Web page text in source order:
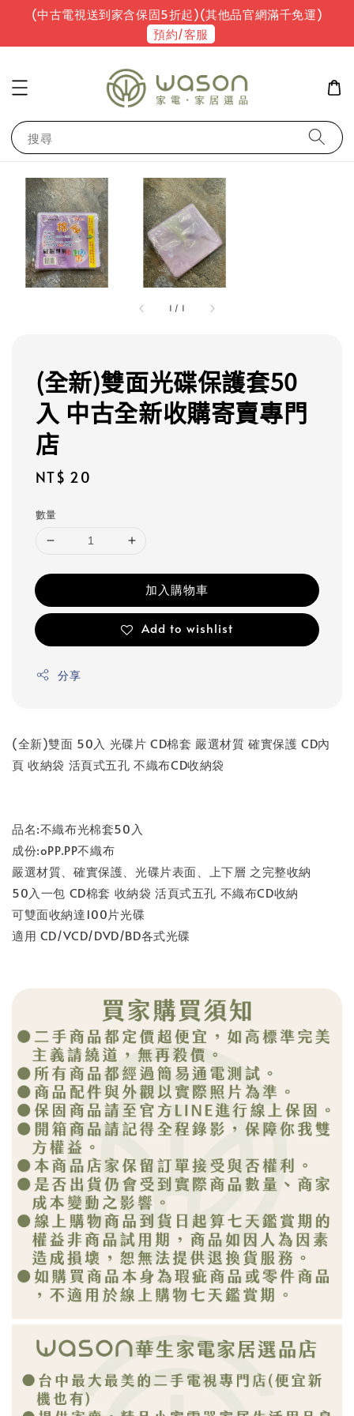
(中古電視送到家含保固5折起)(其他品官網滿千免運)
預約/客服
搜尋
1 / 1
(全新)雙面光碟保護套50
入 中古全新收購寄賣專門
店
Regular
NT$ 20
數量
加入購物車
Add to wishlist
分享
(全新)雙面 50入 光碟片 CD棉套 嚴選材質 確實保護 CD內
頁 收納袋 活頁式五孔 不織布CD收納袋
品名:不織布光棉套50入
成份:oPP.PP不織布
嚴選材質、確實保護、光碟片表面、上下層 之完整收納
50入一包 CD棉套 收納袋 活頁式五孔 不織布CD收納
可雙面收納達100片光碟
適用 CD/VCD/DVD/BD各式光碟